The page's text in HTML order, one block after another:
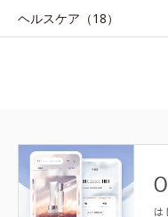
ヘルスケア（18）